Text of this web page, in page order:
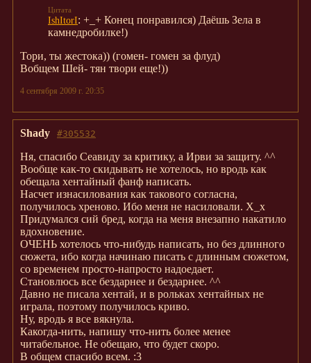
IshItorI: +_+ Конец понравился) Даёшь Зела в
камнедробилке!)
Тори, ты жестока)) (гомен- гомен за флуд)
Вобщем Шей- тян твори еще!))
4 сентября 2009 г. 20:35
#305532
Shady
Ня, спасибо Сеавиду за критику, а Ирви за защиту. ^^
Вообще как-то скидывать не хотелось, но вродь как
обещала хентайный фанф написать.
Насчет изнасилования как такового согласна,
получилось хреново. Ибо меня не насиловали. Х_х
Придумался сий бред, когда на меня внезапно накатило
вдохновение.
ОЧЕНЬ хотелось что-нибудь написать, но без длинного
сюжета, ибо когда начинаю писать с длинным сюжетом,
со временем просто-напросто надоедает.
Становлюсь все бездарнее и бездарнее. ^^
Давно не писала хентай, и в рольках хентайных не
играла, поэтому получилось криво.
Ну, вродь я все вякнула.
Какогда-нить, напишу что-нить более менее
читабельное. Не обещаю, что будет скоро.
В общем спасибо всем. :3